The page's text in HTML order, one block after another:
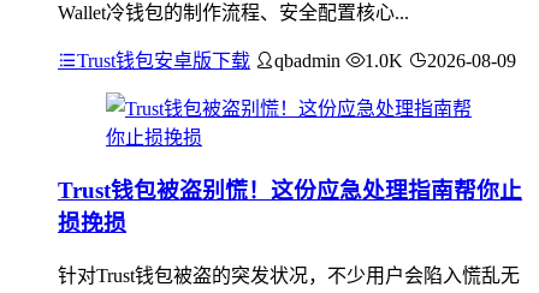
Wallet冷钱包的制作流程、安全配置核心...
Trust钱包安卓版下载 qbadmin 1.0K 2026-08-09
Trust钱包被盗别慌！这份应急处理指南帮你止
损挽损
针对Trust钱包被盗的突发状况，不少用户会陷入慌乱无